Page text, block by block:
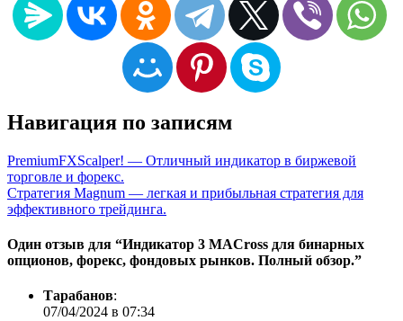
Навигация по записям
PremiumFXScalper! — Отличный индикатор в биржевой
торговле и форекс.
Стратегия Magnum — легкая и прибыльная стратегия для
эффективного трейдинга.
Один отзыв для “Индикатор 3 MACross для бинарных
опционов, форекс, фондовых рынков. Полный обзор.”
Тарабанов:
07/04/2024 в 07:34